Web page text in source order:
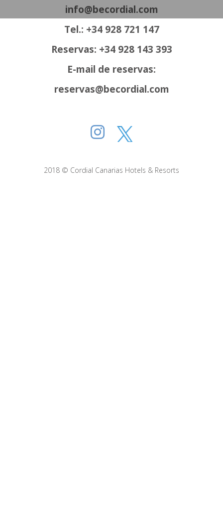
info@becordial.com
Tel.: +34 928 721 147
Reservas: +34 928 143 393
E-mail de reservas:
reservas@becordial.com
2018 © Cordial Canarias Hotels & Resorts